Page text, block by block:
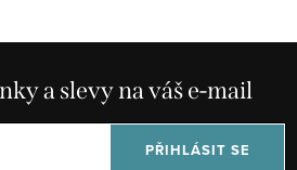
a slevy na váš e-mail
PŘIHLÁSIT SE